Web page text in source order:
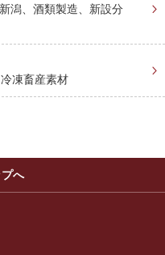
潟、酒類製造、新設分
凍畜産素材
へ